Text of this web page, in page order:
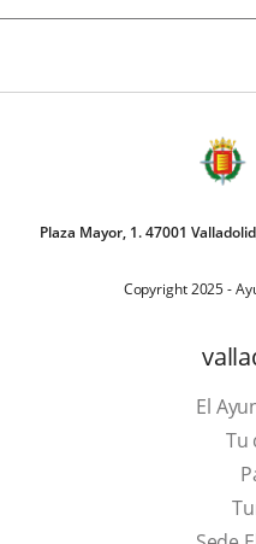
Plaza Mayor, 1. 47001
Copyright 2025 -
El
Tu